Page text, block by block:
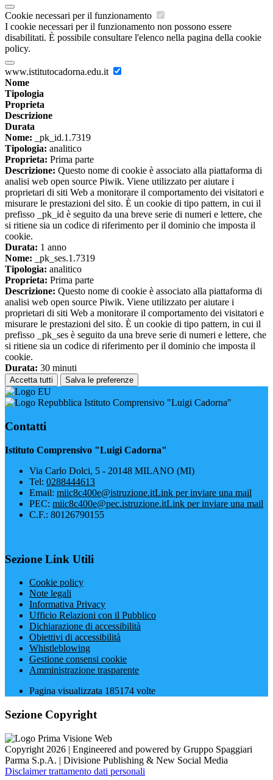
Cookie necessari per il funzionamento
I cookie necessari per il funzionamento non possono essere
disabilitati. È possibile consultare l'elenco nella pagina della cookie
policy.
www.istitutocadorna.edu.it
Nome
Tipologia
Proprieta
Descrizione
Durata
Nome: _pk_id.1.7319
Tipologia: analitico
Proprieta: Prima parte
Descrizione: Questo nome di cookie è associato alla piattaforma di
analisi web open source Piwik. Viene utilizzato per aiutare i
proprietari di siti Web a monitorare il comportamento dei visitatori e
misurare le prestazioni del sito. È un cookie di tipo pattern, in cui il
prefisso _pk_id è seguito da una breve serie di numeri e lettere, che
si ritiene sia un codice di riferimento per il dominio che imposta il
cookie.
Durata: 1 anno
Nome: _pk_ses.1.7319
Tipologia: analitico
Proprieta: Prima parte
Descrizione: Questo nome di cookie è associato alla piattaforma di
analisi web open source Piwik. Viene utilizzato per aiutare i
proprietari di siti Web a monitorare il comportamento dei visitatori e
misurare le prestazioni del sito. È un cookie di tipo pattern, in cui il
prefisso _pk_ses è seguito da una breve serie di numeri e lettere, che
si ritiene sia un codice di riferimento per il dominio che imposta il
cookie.
Durata: 30 minuti
Accetta tutti Salva le preferenze
Istituto Comprensivo "Luigi Cadorna"
Contatti
Istituto Comprensivo "Luigi Cadorna"
Via Carlo Dolci, 5 - 20148 MILANO (MI)
Tel: 0288444613
Email: miic8c400e@istruzione.itLink per inviare una mail
PEC: miic8c400e@pec.istruzione.itLink per inviare una mail
C.F.: 80126790155
Sezione Link Utili
Cookie policy
Note legali
Informativa Privacy
Ufficio Relazioni con il Pubblico
Dichiarazione di accessibilità
Obiettivi di accessibilità
Whistleblowing
Gestione consensi cookie
Amministrazione trasparente
Pagina visualizzata 185174 volte
Sezione Copyright
Copyright 2026 | Engineered and powered by Gruppo Spaggiari
Parma S.p.A. | Divisione Publishing & New Social Media
Disclaimer trattamento dati personali